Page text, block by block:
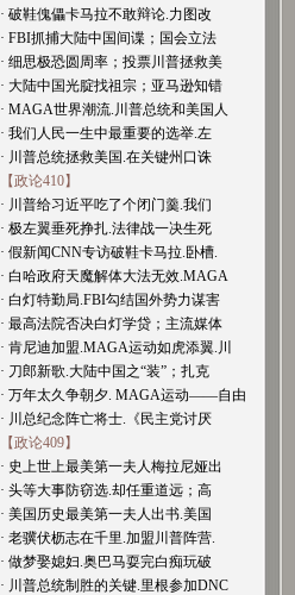
· 破鞋傀儡卡马拉不敢辩论.力图改
· FBI抓捕大陆中国间谍；国会立法
· 细思极恐圆周率；投票川普拯救美
· 大陆中国光腚找祖宗；亚马逊知错
· MAGA世界潮流.川普总统和美国人
· 我们人民一生中最重要的选举.左
· 川普总统拯救美国.在关键州口诛
【政论410】
· 川普给习近平吃了个闭门羹.我们
· 极左翼垂死挣扎.法律战一决生死
· 假新闻CNN专访破鞋卡马拉.卧槽.
· 白哈政府天魔解体大法无效.MAGA
· 白灯特勤局.FBI勾结国外势力谋害
· 最高法院否决白灯学贷；主流媒体
· 肯尼迪加盟.MAGA运动如虎添翼.川
· 刀郎新歌.大陆中国之“装”；扎克
· 万年太久争朝夕. MAGA运动——自由
· 川总纪念阵亡将士.《民主党讨厌
【政论409】
· 史上世上最美第一夫人梅拉尼娅出
· 头等大事防窃选.却任重道远；高
· 美国历史最美第一夫人出书.美国
· 老骥伏枥志在千里.加盟川普阵营.
· 做梦娶媳妇.奥巴马耍完白痴玩破
· 川普总统制胜的关键.里根参加DNC